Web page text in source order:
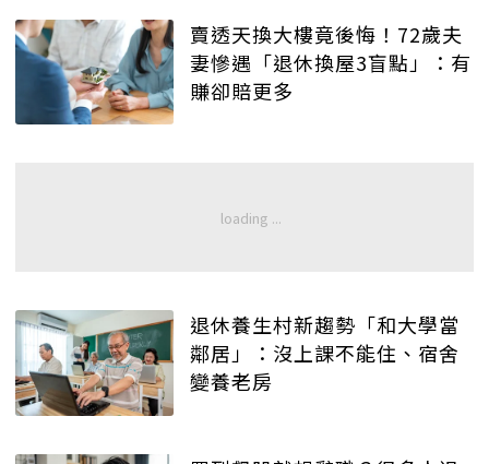
賣透天換大樓竟後悔！72歲夫
妻慘遇「退休換屋3盲點」：有
賺卻賠更多
退休養生村新趨勢「和大學當
鄰居」：沒上課不能住、宿舍
變養老房